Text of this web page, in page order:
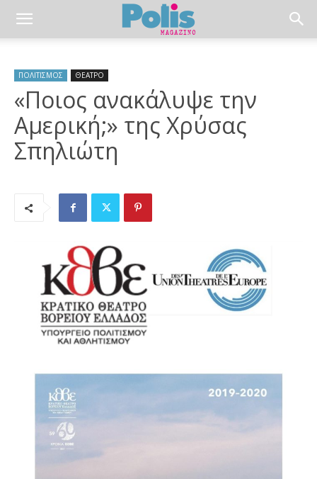
ΠΟΛΙΤΙΣΜΟΣ ΘΕΑΤΡΟ
«Ποιος ανακάλυψε την
Αμερική;» της Χρύσας
Σπηλιώτη